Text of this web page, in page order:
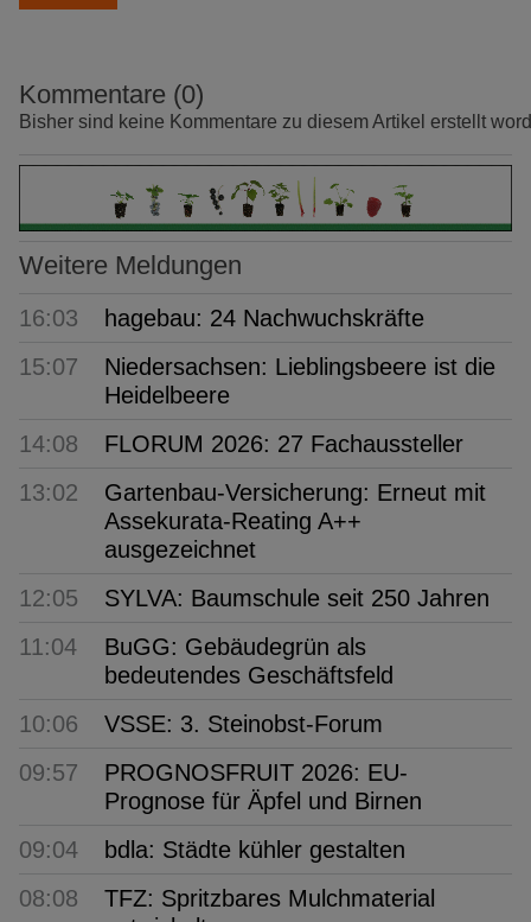
Kommentare (0)
Bisher sind keine Kommentare zu diesem Artikel erstellt
Weitere Meldungen
16:03
hagebau: 24 Nachwuchskräfte
15:07
Niedersachsen: Lieblingsbeere ist die
Heidelbeere
14:08
FLORUM 2026: 27 Fachaussteller
13:02
Gartenbau-Versicherung: Erneut mit
Assekurata-Reating A++
ausgezeichnet
12:05
SYLVA: Baumschule seit 250 Jahren
11:04
BuGG: Gebäudegrün als
bedeutendes Geschäftsfeld
10:06
VSSE: 3. Steinobst-Forum
09:57
PROGNOSFRUIT 2026: EU-
Prognose für Äpfel und Birnen
09:04
bdla: Städte kühler gestalten
08:08
TFZ: Spritzbares Mulchmaterial